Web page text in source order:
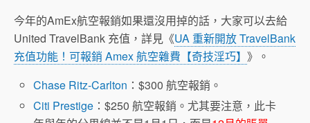
今年的AmEx航空報銷如果還沒用掉的話，大家可以去給
United TravelBank 充值，詳見《UA 重新開放 TravelBank
充值功能！可報銷 Amex 航空雜費【奇技淫巧】 》。
Chase Ritz-Carlton ：$300 航空報銷。
Citi Prestige ：$250 航空報銷。尤其要注意，此卡